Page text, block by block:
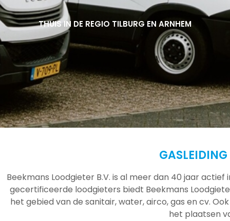
THUIS IN DE REGIO TILBURG EN ARNHEM
THUIS IN DE REGIO TILBURG EN ARNHEM
THUIS IN DE REGIO TILBURG EN ARNHEM
Beekmans Loodgieter B.V. is al meer dan 40 jaar
gecertificeerde loodgieters biedt Beekmans
het gebied van de sanitair, water, airco, gas en cv.
het plaatsen